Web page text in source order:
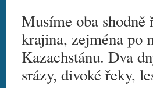
Musíme oba
krajina, zejména po
Kazachstánu. Dva
srázy, divoké řeky,